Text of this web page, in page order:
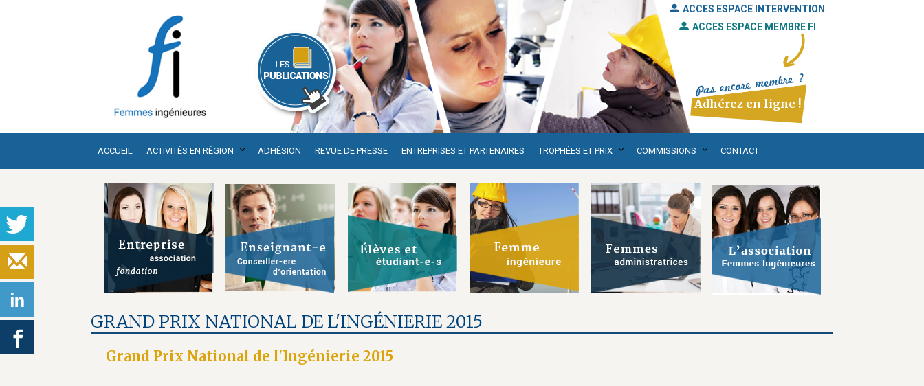
ACCES ESPACE INTERVENTION
ACCES ESPACE MEMBRE FI
Adhérez en ligne !
ACCUEIL ACTIVITÉS EN RÉGION ADHÉSION REVUE DE PRESSE ENTREPRISES ET PARTENAIRES TROPHÉES ET PRIX COMMISSIONS CONTACT
GRAND PRIX NATIONAL DE L'INGÉNIERIE 2015
Grand Prix National de l'Ingénierie 2015